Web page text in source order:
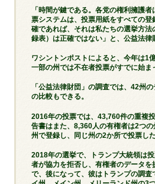
「時間が鍵である。各党の権利擁護
票システムは、投票用紙をすべての
確であれば、それは私たちの選挙方
録表）は正確ではない」と、公益法律
ワシントンポストによると、今年は1
一部の州では不在者投票がすでに始ま
「公益法律財団」の調査では、42州
の比較もできる。
2016年の投票では、43,760件の重複
告書はまた、8,360人の有権者は2つ
州で登録し、同じ州の2か所で投票した
2018年の選挙で、トランプ大統領は
者が協力を拒否し、有権者のデータ
で、後になって、彼はトランプの調